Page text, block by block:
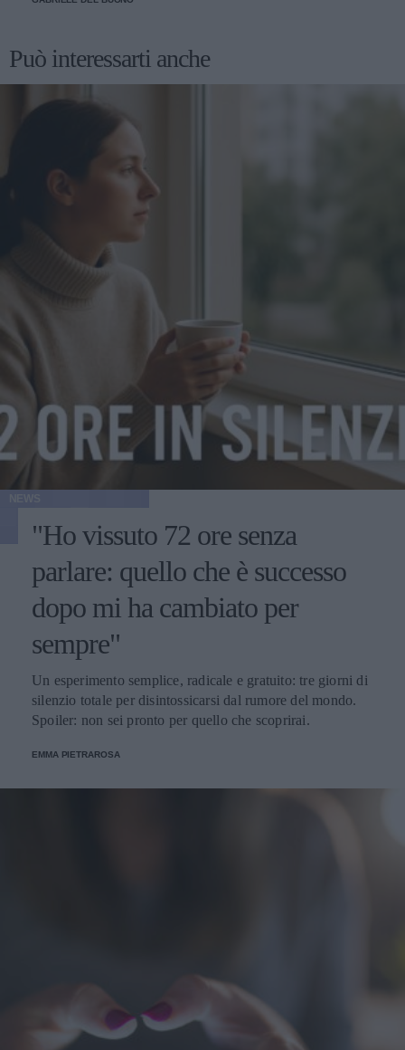
Può interessarti anche
"Ho vissuto 72 ore senza
parlare: quello che è successo
dopo mi ha cambiato per
sempre"
Un esperimento semplice, radicale e gratuito: tre giorni di
silenzio totale per disintossicarsi dal rumore del mondo.
Spoiler: non sei pronto per quello che scoprirai.
EMMA PIETRAROSA